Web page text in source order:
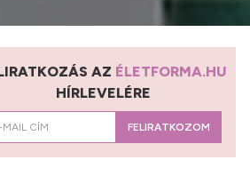
AZ ÉLETFORMA.HU
HÍRLEVELÉRE
FELIRATKOZOM